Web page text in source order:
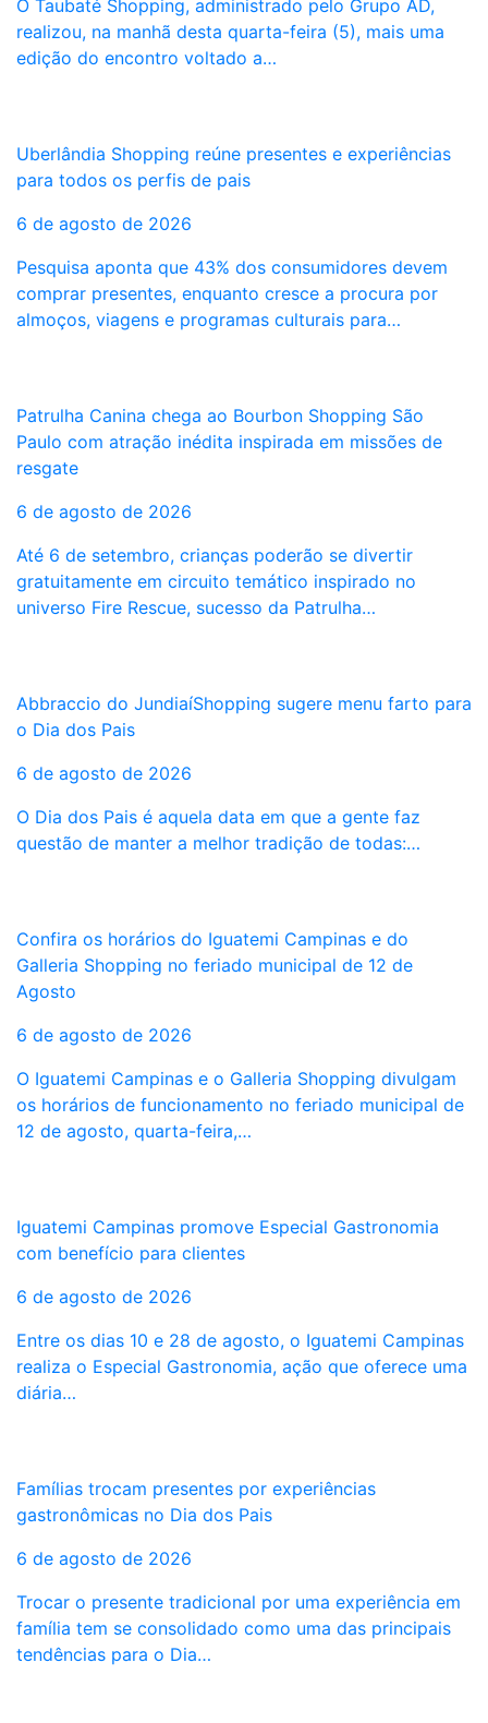
O Taubaté Shopping, administrado pelo Grupo AD,
realizou, na manhã desta quarta-feira (5), mais uma
edição do encontro voltado a…
Uberlândia Shopping reúne presentes e experiências
para todos os perfis de pais
6 de agosto de 2026
Pesquisa aponta que 43% dos consumidores devem
comprar presentes, enquanto cresce a procura por
almoços, viagens e programas culturais para…
Patrulha Canina chega ao Bourbon Shopping São
Paulo com atração inédita inspirada em missões de
resgate
6 de agosto de 2026
Até 6 de setembro, crianças poderão se divertir
gratuitamente em circuito temático inspirado no
universo Fire Rescue, sucesso da Patrulha…
Abbraccio do JundiaíShopping sugere menu farto para
o Dia dos Pais
6 de agosto de 2026
O Dia dos Pais é aquela data em que a gente faz
questão de manter a melhor tradição de todas:…
Confira os horários do Iguatemi Campinas e do
Galleria Shopping no feriado municipal de 12 de
Agosto
6 de agosto de 2026
O Iguatemi Campinas e o Galleria Shopping divulgam
os horários de funcionamento no feriado municipal de
12 de agosto, quarta-feira,…
Iguatemi Campinas promove Especial Gastronomia
com benefício para clientes
6 de agosto de 2026
Entre os dias 10 e 28 de agosto, o Iguatemi Campinas
realiza o Especial Gastronomia, ação que oferece uma
diária…
Famílias trocam presentes por experiências
gastronômicas no Dia dos Pais
6 de agosto de 2026
Trocar o presente tradicional por uma experiência em
família tem se consolidado como uma das principais
tendências para o Dia…